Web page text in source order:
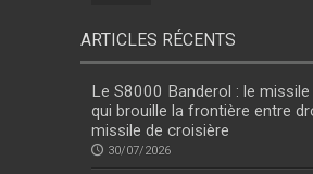
ARTICLES RÉCENTS
Le S8000 Banderol : le
qui brouille la frontière entre
missile de croisière
30/07/2026